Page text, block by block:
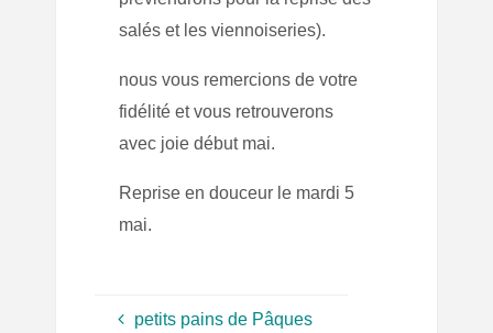
salés et les viennoiseries).
nous vous remercions de votre
fidélité et vous retrouverons
avec joie début mai.
Reprise en douceur le mardi 5
mai.
petits pains de Pâques